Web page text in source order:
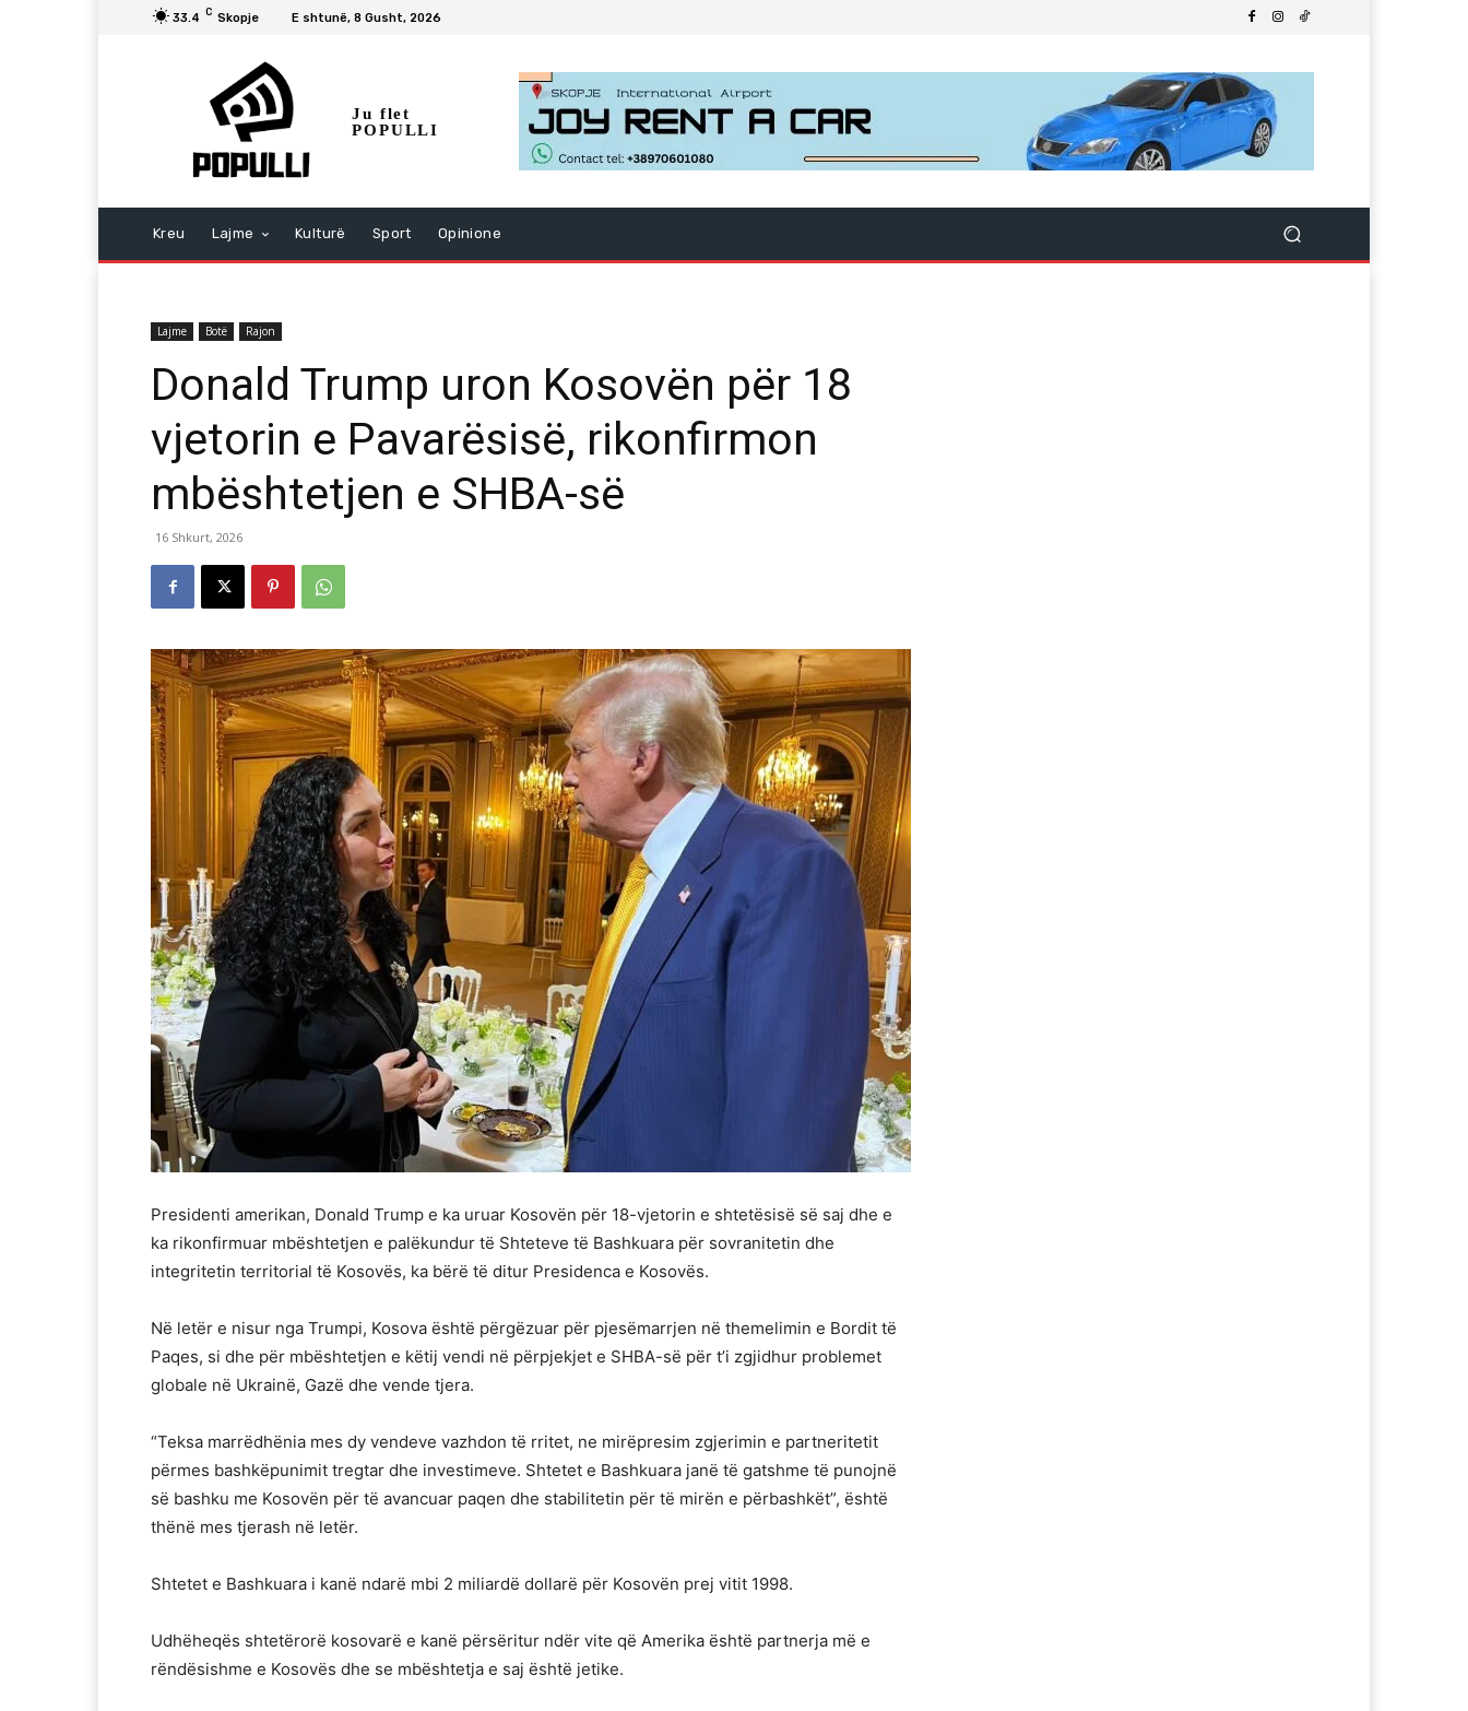
33.4 C Skopje E shtunë, 8 Gusht, 2026
Ju flet
POPULLI
Kreu Lajme Kulturë Sport Opinione
Lajme Botë Rajon
Donald Trump uron Kosovën për 18
vjetorin e Pavarësisë, rikonfirmon
mbështetjen e SHBA-së
16 Shkurt, 2026
Presidenti amerikan, Donald Trump e ka uruar Kosovën për 18-vjetorin e shtetësisë së saj dhe e
ka rikonfirmuar mbështetjen e palëkundur të Shteteve të Bashkuara për sovranitetin dhe
integritetin territorial të Kosovës, ka bërë të ditur Presidenca e Kosovës.
Në letër e nisur nga Trumpi, Kosova është përgëzuar për pjesëmarrjen në themelimin e Bordit të
Paqes, si dhe për mbështetjen e këtij vendi në përpjekjet e SHBA-së për t’i zgjidhur problemet
globale në Ukrainë, Gazë dhe vende tjera.
“Teksa marrëdhënia mes dy vendeve vazhdon të rritet, ne mirëpresim zgjerimin e partneritetit
përmes bashkëpunimit tregtar dhe investimeve. Shtetet e Bashkuara janë të gatshme të punojnë
së bashku me Kosovën për të avancuar paqen dhe stabilitetin për të mirën e përbashkët”, është
thënë mes tjerash në letër.
Shtetet e Bashkuara i kanë ndarë mbi 2 miliardë dollarë për Kosovën prej vitit 1998.
Udhëheqës shtetërorë kosovarë e kanë përsëritur ndër vite që Amerika është partnerja më e
rëndësishme e Kosovës dhe se mbështetja e saj është jetike.